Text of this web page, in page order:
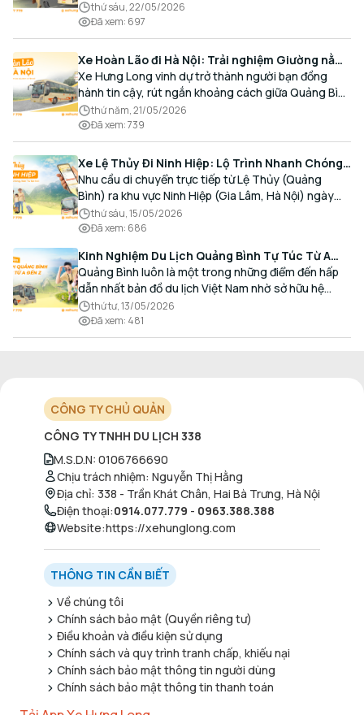
lượng cao, an toàn với lịch trình linh hoạt mỗi ngày.
thứ sáu, 22/05/2026
Đã xem: 697
Xe Hoàn Lão đi Hà Nội: Trải nghiệm Giường nằm
Cao cấp, Đón trả Tận nơi
Xe Hưng Long vinh dự trở thành người bạn đồng
hành tin cậy, rút ngắn khoảng cách giữa Quảng Bình
và Thủ đô bằng chất lượng dịch vụ chuẩn mực.
thứ năm, 21/05/2026
Đã xem:739
Xe Lệ Thủy Đi Ninh Hiệp: Lộ Trình Nhanh Chóng,
Đón Trả Tận Nơi
Nhu cầu di chuyển trực tiếp từ Lệ Thủy (Quảng
Bình) ra khu vực Ninh Hiệp (Gia Lâm, Hà Nội) ngày
càng gia tăng, đặc biệt đối với các hành khách có
nhu cầu giao thương, kinh doanh và mua sắm.
thứ sáu, 15/05/2026
Đã xem: 686
Kinh Nghiệm Du Lịch Quảng Bình Tự Túc Từ A
Đến Z Chi Tiết Nhất
Quảng Bình luôn là một trong những điểm đến hấp
dẫn nhất bản đồ du lịch Việt Nam nhờ sở hữu hệ
thống hang động kỳ vĩ, những bãi biển hoang sơ và
nét ẩm thực đậm đà bản sắc.
thứ tư, 13/05/2026
Đã xem: 481
CÔNG TY CHỦ QUẢN
CÔNG TY TNHH DU LỊCH 338
M.S.D.N: 0106766690
Chịu trách nhiệm: Nguyễn Thị Hằng
Địa chỉ: 338 - Trần Khát Chân, Hai Bà Trưng, Hà Nội
Điện thoại:0914.077.779 - 0963.388.388
Website:https://xehunglong.com
THÔNG TIN CẦN BIẾT
Về chúng tôi
Chính sách bảo mật (Quyền riêng tư)
Điều khoản và điều kiện sử dụng
Chính sách và quy trình tranh chấp, khiếu nại
Chính sách bảo mật thông tin người dùng
Chính sách bảo mật thông tin thanh toán